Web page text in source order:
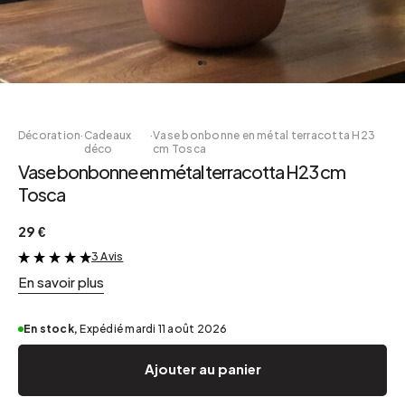
Décoration· Cadeaux
déco
·Vase bonbonne en métal terracotta H23
cm Tosca
Vase bonbonne en métal terracotta H23 cm
Tosca
29 €
&
3 Avis
En savoir plus
En stock, Expédié mardi 11 août 2026
Ajouter au panier